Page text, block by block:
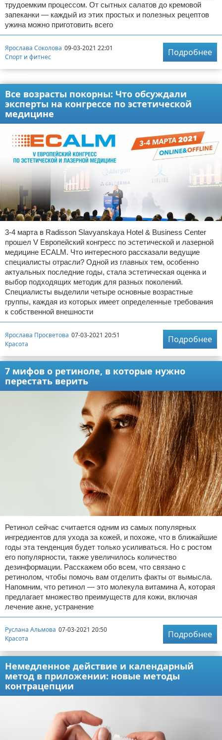
трудоемким процессом. От сытных салатов до кремовой
запеканки — каждый из этих простых и полезных рецептов
ужина можно приготовить всего
Ярослава Соколова 09-03-2021 22:01
Спорт и фитнес
Подробнее
Все возрасты покорны: Что обсуждали
эксперты на конгрессе по эстетической
медицине
3-4 марта в Radisson Slavyanskaya Hotel & Business Center
прошел V Европейский конгресс по эстетической и лазерной
медицине ECALM. Что интересного рассказали ведущие
специалисты отрасли? Одной из главных тем, особенно
актуальных последние годы, стала эстетическая оценка и
выбор подходящих методик для разных поколений.
Специалисты выделили четыре основные возрастные
группы, каждая из которых имеет определенные требования
к собственной внешности
Ярослава Просветова 07-03-2021 20:51
Красота
Подробнее
7 мифов о ретиноле, в которые нужно
перестать верить
Ретинол сейчас считается одним из самых популярных
ингредиентов для ухода за кожей, и похоже, что в ближайшие
годы эта тенденция будет только усиливаться. Но с ростом
его популярности, также увеличилось количество
дезинформации. Расскажем обо всем, что связано с
ретинолом, чтобы помочь вам отделить факты от вымысла.
Напомним, что ретинол — это молекула витамина А, которая
предлагает множество преимуществ для кожи, включая
лечение акне, устранение
Руслана Альмова 07-03-2021 20:50
Красота
Подробнее
Немедленное действие и календарный
метод в приложении: новые методы
контрацепции